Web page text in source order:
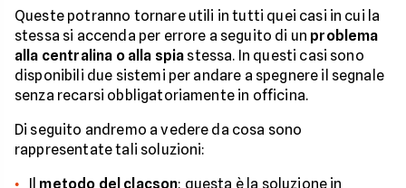
Queste potranno tornare utili in tutti quei casi in cui la
stessa si accenda per errore a seguito di un problema
alla centralina o alla spia stessa. In questi casi sono
disponibili due sistemi per andare a spegnere il segnale
senza recarsi obbligatoriamente in officina.
Di seguito andremo a vedere da cosa sono
rappresentate tali soluzioni:
metodo del clacson: questa è la soluzione in